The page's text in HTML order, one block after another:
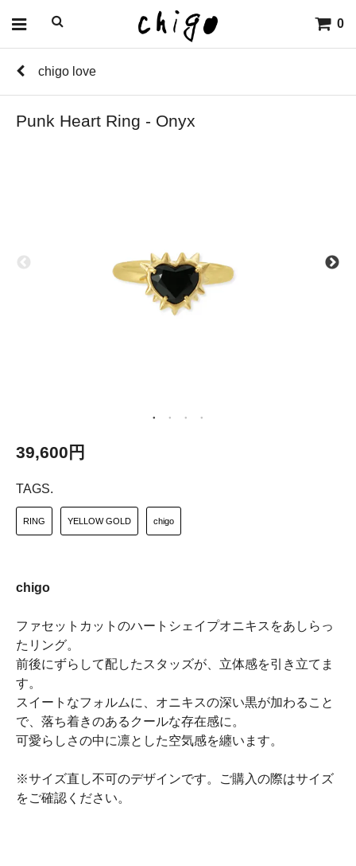
0
chigo love
Punk Heart Ring - Onyx
39,600円
TAGS.
RING YELLOW GOLD chigo
chigo
ファセットカットのハートシェイプオニキスをあしらっ
たリング。
前後にずらして配したスタッズが、立体感を引き立てま
す。
スイートなフォルムに、オニキスの深い黒が加わること
で、落ち着きのあるクールな存在感に。
可愛らしさの中に凛とした空気感を纏います。
※サイズ直し不可のデザインです。ご購入の際はサイズ
をご確認ください。